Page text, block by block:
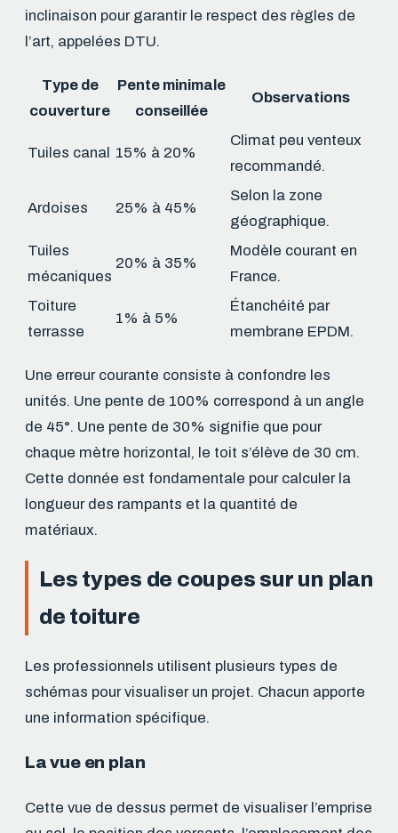
inclinaison pour garantir le respect des règles de
l’art, appelées DTU.
Type de
couverture
Pente minimale
conseillée
Observations
Tuiles canal 15% à 20%
Climat peu venteux
recommandé.
Ardoises 25% à 45%
Selon la zone
géographique.
Tuiles
mécaniques
20% à 35%
Modèle courant en
France.
Toiture
terrasse
1% à 5%
Étanchéité par
membrane EPDM.
Une erreur courante consiste à confondre les
unités. Une pente de 100% correspond à un angle
de 45°. Une pente de 30% signifie que pour
chaque mètre horizontal, le toit s’élève de 30 cm.
Cette donnée est fondamentale pour calculer la
longueur des rampants et la quantité de
matériaux.
Les types de coupes sur un plan
de toiture
Les professionnels utilisent plusieurs types de
schémas pour visualiser un projet. Chacun apporte
une information spécifique.
La vue en plan
Cette vue de dessus permet de visualiser l’emprise